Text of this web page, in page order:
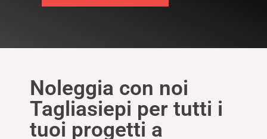
Noleggia con noi
Tagliasiepi per tutti i
tuoi progetti a